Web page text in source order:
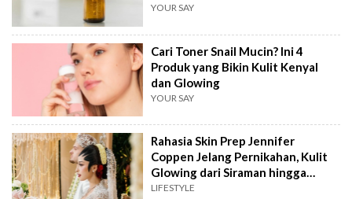
YOUR SAY
Cari Toner Snail Mucin? Ini 4
Produk yang Bikin Kulit Kenyal
dan Glowing
YOUR SAY
Rahasia Skin Prep Jennifer
Coppen Jelang Pernikahan, Kulit
Glowing dari Siraman hingga
Resepsi
LIFESTYLE